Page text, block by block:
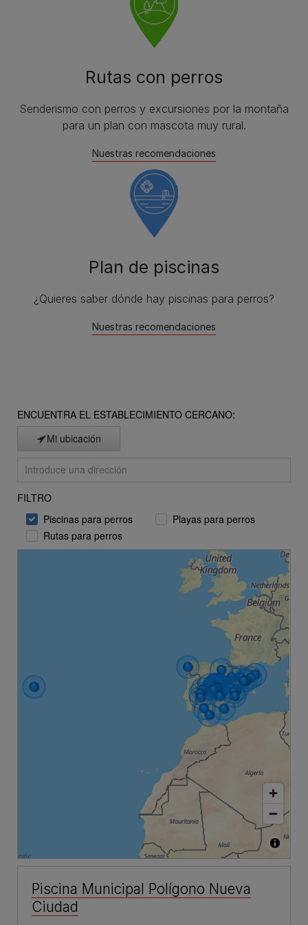
Rutas con perros
Senderismo con perros y excursiones por la montaña
para un plan con mascota muy rural.
Nuestras recomendaciones
Plan de piscinas
¿Quieres saber dónde hay piscinas para perros?
Nuestras recomendaciones
ENCUENTRA EL ESTABLECIMIENTO CERCANO:
Mi ubicación
FILTRO
Piscinas para perros
Playas para perros
Rutas para perros
Piscina Municipal Polígono Nueva
Ciudad